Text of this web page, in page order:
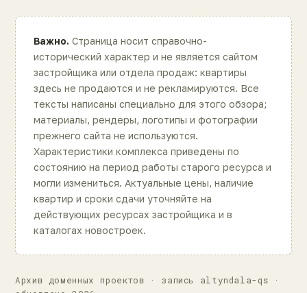
Важно. Страница носит справочно-
исторический характер и не является сайтом
застройщика или отдела продаж: квартиры
здесь не продаются и не рекламируются. Все
тексты написаны специально для этого обзора;
материалы, рендеры, логотипы и фотографии
прежнего сайта не используются.
Характеристики комплекса приведены по
состоянию на период работы старого ресурса и
могли измениться. Актуальные цены, наличие
квартир и сроки сдачи уточняйте на
действующих ресурсах застройщика и в
каталогах новостроек.
Архив доменных проектов · запись altyndala-qs ·